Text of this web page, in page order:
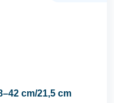
cm/21,5 cm